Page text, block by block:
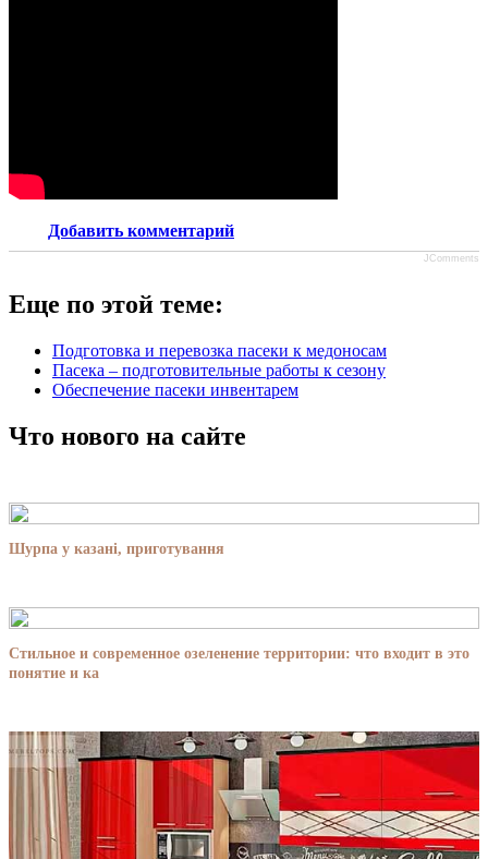
Добавить комментарий
JComments
Еще по этой теме:
Подготовка и перевозка пасеки к медоносам
Пасека – подготовительные работы к сезону
Обеспечение пасеки инвентарем
Что нового на сайте
Шурпа у казані, приготування
Стильное и современное озеленение территории: что входит в это
понятие и ка